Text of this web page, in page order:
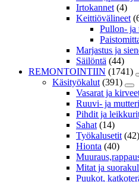
Irtokannet (4)
Keittiövälineet
Pullon- ja
Marjastus ja
Säilöntä (44)
REMONTOINTIIN (1741)
Käsityökalut (391)
Vasarat ja
Ruuvi- ja
Pihdit ja
Sahat (14)
Työkalusetit (42)
Hionta (40)
Mitat ja
Puukot,